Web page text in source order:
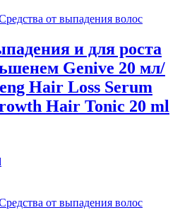
от выпадения волос
и для роста
Genive 20 мл/
Hair Loss Serum
Hair Tonic 20 ml
от выпадения волос